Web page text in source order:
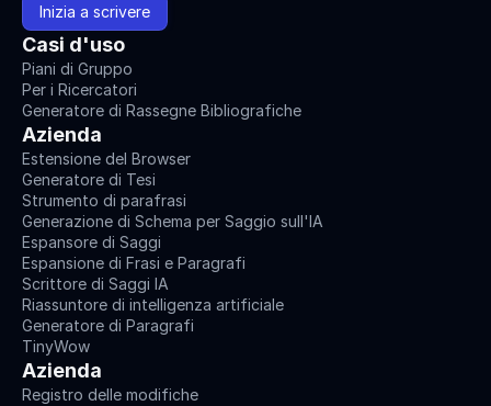
Inizia a scrivere
Casi d'uso
Piani di Gruppo
Per i Ricercatori
Generatore di Rassegne Bibliografiche
Azienda
Estensione del Browser
Generatore di Tesi
Strumento di parafrasi
Generazione di Schema per Saggio sull'IA
Espansore di Saggi
Espansione di Frasi e Paragrafi
Scrittore di Saggi IA
Riassuntore di intelligenza artificiale
Generatore di Paragrafi
TinyWow
Azienda
Registro delle modifiche